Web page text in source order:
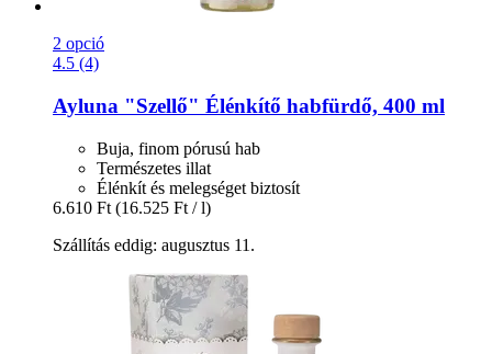
2 opció
4.5 (4)
Ayluna "Szellő" Élénkítő habfürdő, 400 ml
Buja, finom pórusú hab
Természetes illat
Élénkít és melegséget biztosít
6.610 Ft (16.525 Ft / l)
Szállítás eddig: augusztus 11.